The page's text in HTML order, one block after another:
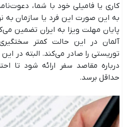
کاری یا فامیلی خود با شما،
به این صورت این فرد یا سازمان به
پایان مهلت ویزا به ایران تضمین
آلمان در این حالت کمتر
توریستی را صادر می‌کند. البته در
درباره مقاصد سفر ارائه شود تا
حداقل برسد.